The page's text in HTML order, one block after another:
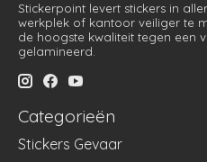
Stickerpoint levert stickers in
werkplek of kantoor veiliger te
de hoogste kwaliteit tegen een
gelamineerd.
Categorieën
Stickers Gevaar